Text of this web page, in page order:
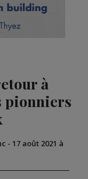
à
pionniers
- 17 août 2021 à